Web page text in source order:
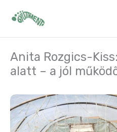
Anita Rozgics-
alatt – a jól